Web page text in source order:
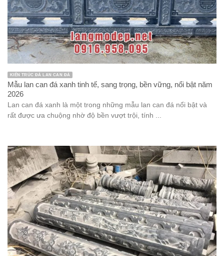
KIẾN TRÚC ĐÁ LAN CAN ĐÁ
Mẫu lan can đá xanh tinh tế, sang trọng, bền vững, nổi bật năm
2026
Lan can đá xanh là một trong những mẫu lan can đá nổi bật và
rất được ưa chuộng nhờ độ bền vượt trội, tính ...